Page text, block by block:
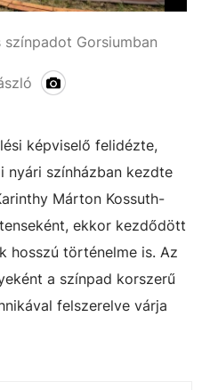
Gorsiumban
képviselő felidézte,
nyári színházban kezdte
Márton Kossuth-
ekkor kezdődött
hosszú történelme is. Az
a színpad korszerű
felszerelve várja